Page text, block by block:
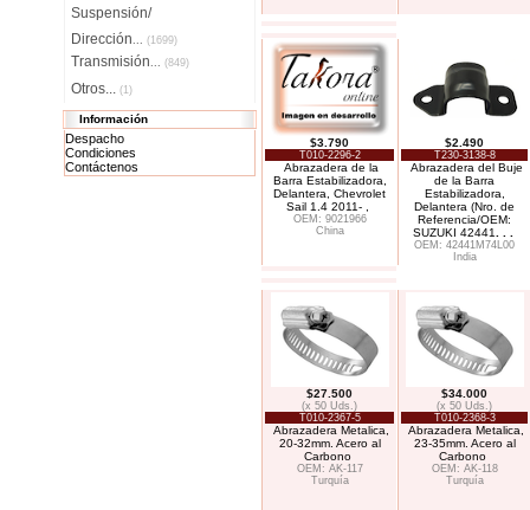
Suspensión/
Dirección... (1699)
Transmisión... (849)
Otros... (1)
Información
Despacho
Condiciones
Contáctenos
$3.790
T010-2296-2
Abrazadera de la
Barra Estabilizadora,
Delantera, Chevrolet
Sail 1.4 2011- ,
OEM: 9021966
China
$2.490
T230-3138-8
Abrazadera del Buje
de la Barra
Estabilizadora,
Delantera (Nro. de
Referencia/OEM:
SUZUKI 42441
OEM: 42441M74L00
India
$27.500
(x 50 Uds.)
T010-2367-5
Abrazadera Metalica,
20-32mm. Acero al
Carbono
OEM: AK-117
Turquía
$34.000
(x 50 Uds.)
T010-2368-3
Abrazadera Metalica,
23-35mm. Acero al
Carbono
OEM: AK-118
Turquía